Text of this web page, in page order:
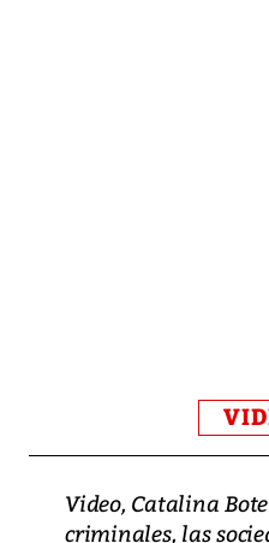
Video, Catalina
criminales, las